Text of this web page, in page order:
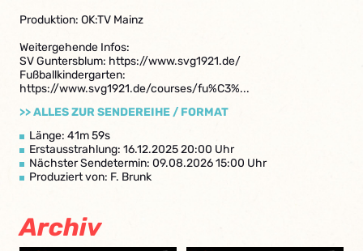
Produktion: OK:TV Mainz
Weitergehende Infos:
SV Guntersblum: https://www.svg1921.de/
Fußballkindergarten:
https://www.svg1921.de/courses/fu%C3%...
>> ALLES ZUR SENDEREIHE / FORMAT
Länge: 41m 59s
Erstausstrahlung: 16.12.2025 20:00 Uhr
Nächster Sendetermin: 09.08.2026 15:00 Uhr
Produziert von: F. Brunk
Archiv